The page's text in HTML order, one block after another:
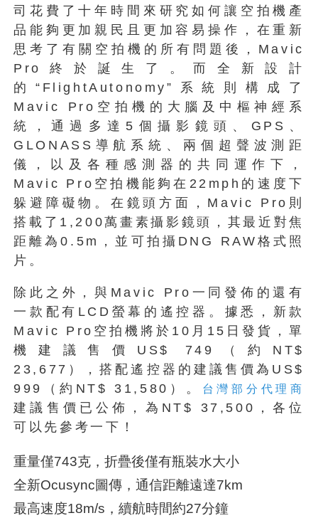
司花費了十年時間來研究如何讓空拍機產
品能夠更加親民且更加容易操作，在重新
思考了有關空拍機的所有問題後，Mavic
Pro終於誕生了。而全新設計
的“FlightAutonomy”系統則構成了
Mavic Pro空拍機的大腦及中樞神經系
統，通過多達5個攝影鏡頭、GPS、
GLONASS導航系統、兩個超聲波測距
儀，以及各種感測器的共同運作下，
Mavic Pro空拍機能夠在22mph的速度下
躲避障礙物。在鏡頭方面，Mavic Pro則
搭載了1,200萬畫素攝影鏡頭，其最近對焦
距離為0.5m，並可拍攝DNG RAW格式照
片。
除此之外，與Mavic Pro一同發佈的還有
一款配有LCD螢幕的遙控器。據悉，新款
Mavic Pro空拍機將於10月15日發貨，單
機建議售價US$ 749（約NT$
23,677），搭配遙控器的建議售價為US$
999（約NT$ 31,580）。
台灣部分代理商
建議售價已公佈，為NT$ 37,500，各位
可以先參考一下！
重量僅743克，折疊後僅有瓶裝水大小
全新Ocusync圖傳，通信距離遠達7km
最高速度18m/s，續航時間約27分鐘